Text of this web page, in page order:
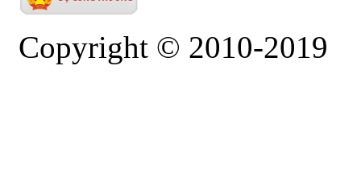
Copyright © 2010-2019